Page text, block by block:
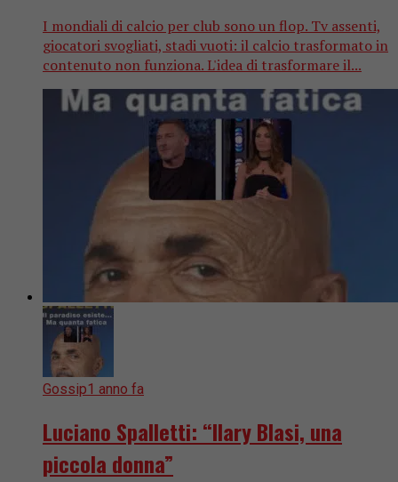
I mondiali di calcio per club sono un flop. Tv assenti,
giocatori svogliati, stadi vuoti: il calcio trasformato in
contenuto non funziona. L'idea di trasformare il...
Gossip1 anno fa
Luciano Spalletti: “Ilary Blasi, una
piccola donna”